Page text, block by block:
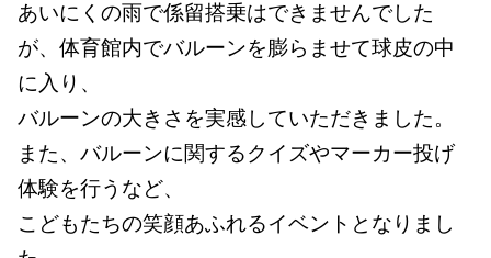
あいにくの雨で係留搭乗はできませんでした
が、体育館内でバルーンを膨らませて球皮の中
に入り、
バルーンの大きさを実感していただきました。
また、バルーンに関するクイズやマーカー投げ
体験を行うなど、
こどもたちの笑顔あふれるイベントとなりまし